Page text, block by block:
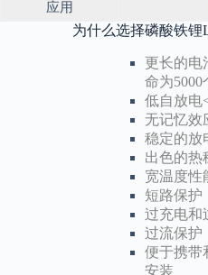
应用
为什么选择磷酸铁锂
更长的电
命为
低自放电
无记忆效
稳定的放
出色的热
宽温度性
短路保护
过充电和
过流保护
便于携带
安装